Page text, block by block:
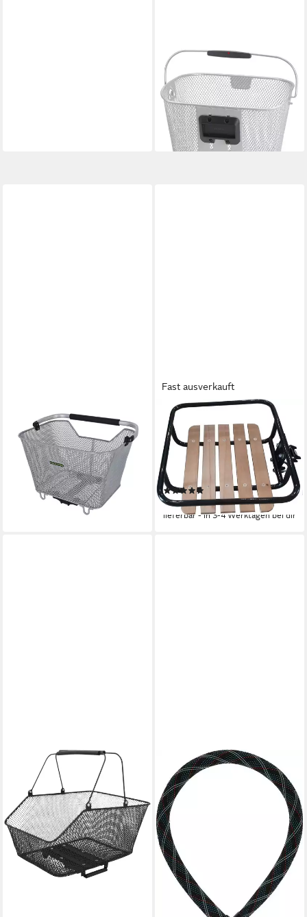
KLICKFIX
Fahrradkorb KLICKfix
Lenkerkorb silber 25x35x26
cm
ab 31,99 €
lieferbar - in 4-5 Werktagen bei dir
RACKTIME
Fahrradkorb, System Korb
Baskit Deluxe 2.0
59,90 €
lieferbar - in 7-9 Werktagen bei dir
Fast ausverkauft
BENSON
Fahrrad-Gepäckträger
Fahrrad Gepäckträger
Frontträger 24 oder 28
Schwarz Holz
(4)
42,90 €
lieferbar - in 3-4 Werktagen bei dir